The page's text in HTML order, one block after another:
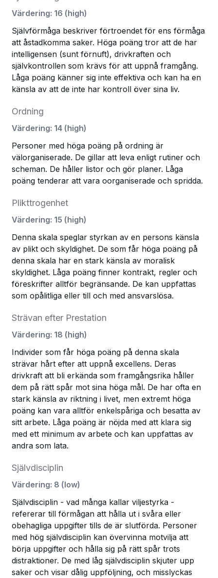
Värdering: 16 (high)
Självförmåga beskriver förtroendet för ens förmåga
att åstadkomma saker. Höga poäng tror att de har
intelligensen (sunt förnuft), drivkraften och
självkontrollen som krävs för att uppnå framgång.
Låga poäng känner sig inte effektiva och kan ha en
känsla av att de inte har kontroll över sina liv.
Ordning
Värdering: 14 (high)
Personer med höga poäng på ordning är
välorganiserade. De gillar att leva enligt rutiner och
scheman. De håller listor och gör planer. Låga
poäng tenderar att vara oorganiserade och spridda.
Plikttrogenhet
Värdering: 15 (high)
Denna skala speglar styrkan av en persons känsla
av plikt och skyldighet. De som får höga poäng på
denna skala har en stark känsla av moralisk
skyldighet. Låga poäng finner kontrakt, regler och
föreskrifter alltför begränsande. De kan uppfattas
som opålitliga eller till och med ansvarslösa.
Strävan efter Prestation
Värdering: 18 (high)
Individer som får höga poäng på denna skala
strävar hårt efter att uppnå excellens. Deras
drivkraft att bli erkända som framgångsrika håller
dem på rätt spår mot sina höga mål. De har ofta en
stark känsla av riktning i livet, men extremt höga
poäng kan vara alltför enkelspåriga och besatta av
sitt arbete. Låga poäng är nöjda med att klara sig
med ett minimum av arbete och kan uppfattas av
andra som lata.
Självdisciplin
Värdering: 8 (low)
Självdisciplin - vad många kallar viljestyrka -
refererar till förmågan att hålla ut i svåra eller
obehagliga uppgifter tills de är slutförda. Personer
med hög självdisciplin kan övervinna motvilja att
börja uppgifter och hålla sig på rätt spår trots
distraktioner. De med låg självdisciplin skjuter upp
saker och visar dålig uppföljning, och misslyckas